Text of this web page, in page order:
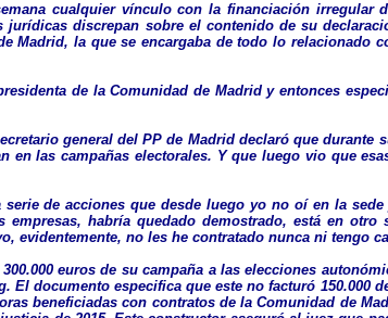
cualquier vínculo con la financiación irregular
discrepan sobre el contenido de su
Madrid, la que se encargaba de todo lo relacionado
de la Comunidad de Madrid y entonces
general del PP de Madrid declaró que durante
las campañas electorales. Y que luego vio que
de acciones que desde luego yo no oí en la sede
habría quedado demostrado, está en
evidentemente, no les he contratado nunca ni tengo
euros de su campaña a las elecciones
documento especifica que este no facturó 150.000
beneficiadas con contratos de la Comunidad de